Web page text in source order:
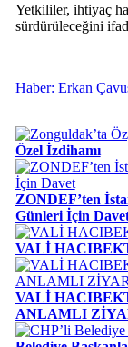
Yetkililer, ihtiyaç
sürdürüleceğini
Haber: Erkan
Özel İzdihamı
ZONDEF’ten
Günleri İçin
VALİ
VALİ
ANLAMLI